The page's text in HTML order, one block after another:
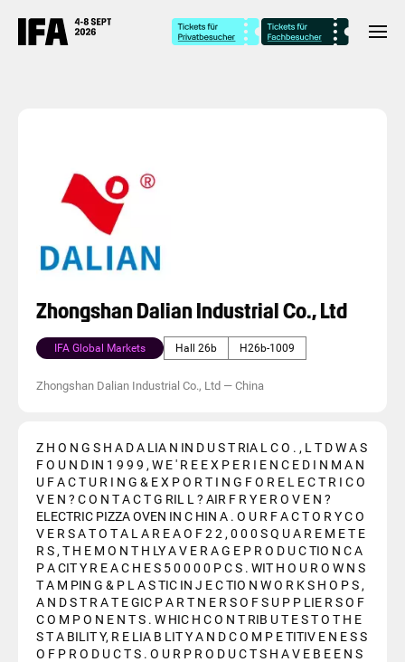
Zhongshan Dalian Industrial Co., Ltd
IFA Global Markets Hall 26b H26b-1009
Zhongshan Dalian Industrial Co., Ltd — China
Z H O N G S H A D A LIA N IN D U S T RIA L C O . , L T D W A S
F O U N D IN 1 9 9 9 , W E ' R E E X P E R I E N C E D I N M A N
U F A C T U R I N G & E X P O R T I N G F O R E L E C T R I C O
V E N ? C O N T A C T G RIL L ? AIR F R Y E R O V E N ?
ELECTRIC PIZZA OVEN IN C HIN A . O U R F A C T O R Y C O
V E R S A T O T A L A R E A O F 2 2 , 0 0 0 S Q U A R E M E T E
R S , T H E M O N T H LY A V E R A G E P R O D U C TIO N C A
P A CIT Y R E A C H E S 5 0 0 0 0 P C S . WIT H O U R O W N S
T A M PIN G & P L A S TIC IN J E C TIO N W O R K S H O P S ,
A N D S T R A T E GIC P A R T N E R S O F S U P P LIE R S O F
C O M P O N E N T S . W HIC H C O N T RIB U T E S T O T H E
S T A BILIT Y, R E LIA B LIT Y A N D C O M P E TITIV E N E S S
O F P R O D U C T S . O U R P R O D U C T S H A V E B E E N S